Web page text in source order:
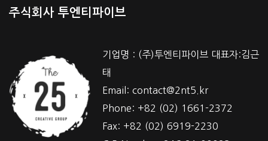
주식회사 투엔티파이브
기업명 : (주)투엔티파이브 대표자:김근
태
Email: contact@2nt5.kr
Phone: +82 (02) 1661-2372
Fax: +82 (02) 6919-2230